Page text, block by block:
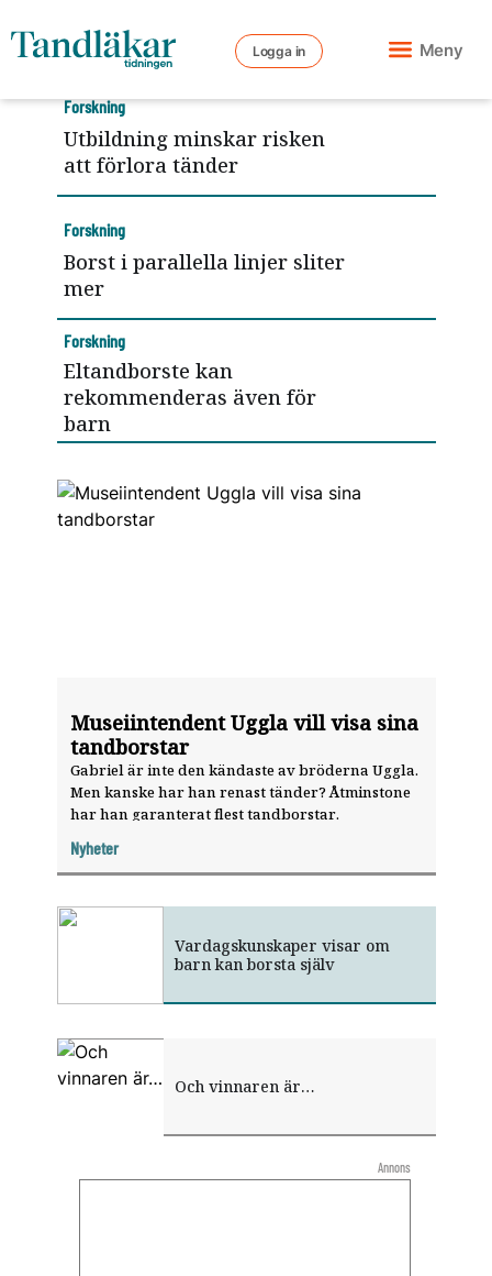
Logga in Meny
Museiintendent Uggla vill visa sina
tandborstar
Gabriel är inte den kändaste av bröderna Uggla.
Men kanske har han renast tänder? Åtminstone
har han garanterat flest tandborstar.
Nyheter
Utbildning minskar risken
att förlora tänder
Forskning
Borst i parallella linjer sliter
mer
Forskning
Eltandborste kan
rekommenderas även för
barn
Forskning
Vardagskunskaper visar om
barn kan borsta själv
Och vinnaren är…
Annons